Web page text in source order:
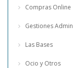
Compras Online
Gestiones
Las Bases
Ocio y Otros